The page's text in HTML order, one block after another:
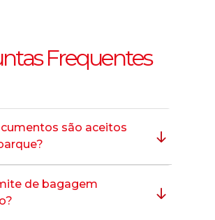
Frequentes
são aceitos
de bagagem